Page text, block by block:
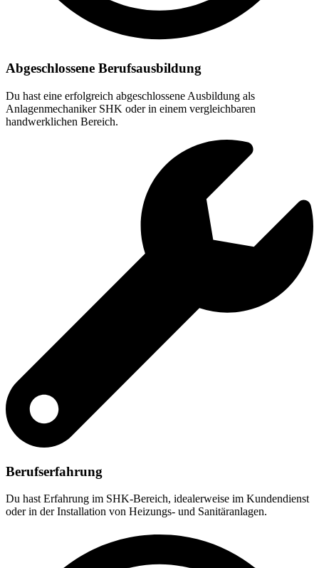
Abgeschlossene Berufsausbildung
Du hast eine erfolgreich abgeschlossene Ausbildung als
Anlagenmechaniker SHK oder in einem vergleichbaren
handwerklichen Bereich.
Berufserfahrung
Du hast Erfahrung im SHK-Bereich, idealerweise im Kundendienst
oder in der Installation von Heizungs- und Sanitäranlagen.